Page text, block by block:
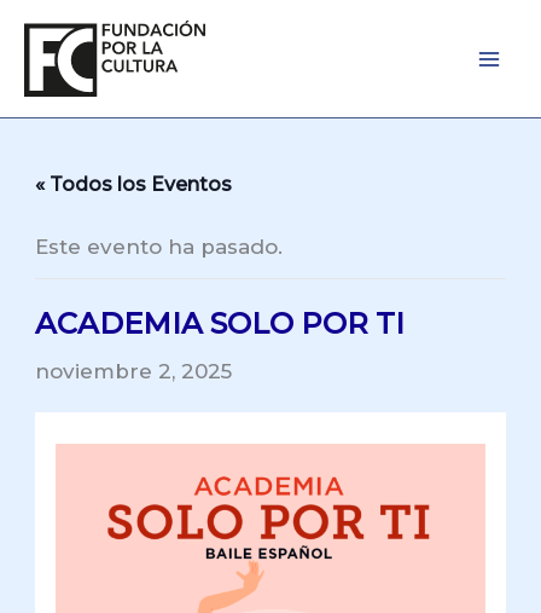
contenido
« Todos los Eventos
Este evento ha pasado.
ACADEMIA SOLO POR TI
noviembre 2, 2025